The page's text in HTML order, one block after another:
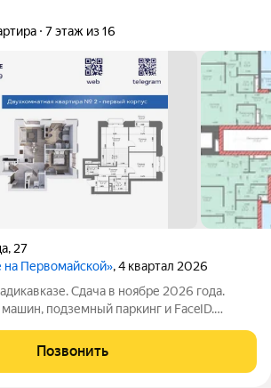
7 этаж из 16
, 27
Первомайской», 4 квартал 2026
Сдача в ноябре 2026 года.
подземный паркинг и FaceID.
актив: фасад из стеклофибробетона и
Устали
Позвонить